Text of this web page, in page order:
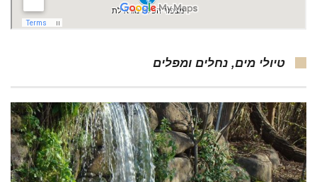
טיולי מים, נחלים ומפלים